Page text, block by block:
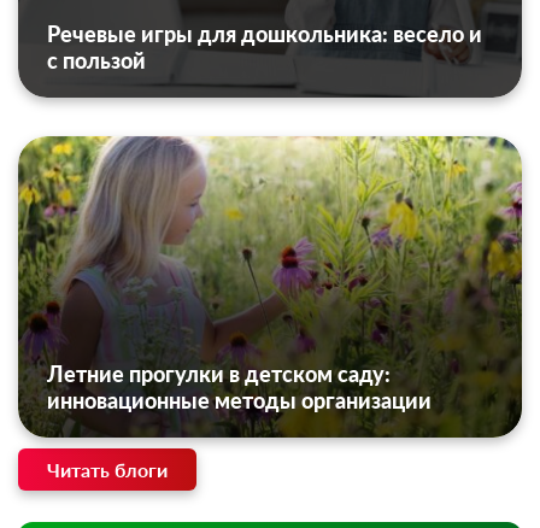
Речевые игры для дошкольника: весело и
с пользой
Летние прогулки в детском саду:
инновационные методы организации
Читать блоги